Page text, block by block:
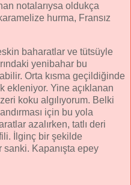
notalarıysa oldukça
hurma, Fransız
baharatlar ve tütsüyle
yenibahar bu
Orta kısma geçildiğinde
ekleniyor. Yine açıklanan
koku algılıyorum. Belki
için bu yola
azalırken, tatlı deri
İlginç bir şekilde
Kapanışta epey